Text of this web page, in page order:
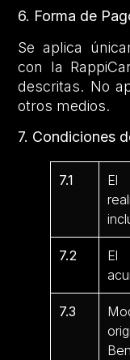
6. Forma de
Se aplica
con la
descritas. No
otros medios.
7. Condiciones
7.1
El
7.2
El
7.3